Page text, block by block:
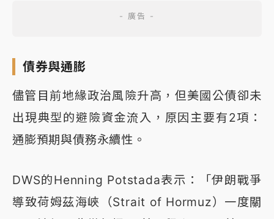
債券與通膨
儘管目前地緣政治風險升高，但美國公債卻未
出現典型的避險資金流入，原因主要有2項：
通膨預期與債務永續性。
DWS的Henning Potstada表示：「伊朗戰爭
導致荷姆茲海峽（Strait of Hormuz）一度關